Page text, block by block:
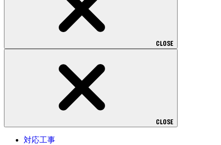
CLOSE
CLOSE
対応工事